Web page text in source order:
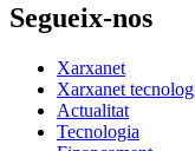
Segueix-nos
Xarxanet
Xarxanet
Actualitat
Tecnologia